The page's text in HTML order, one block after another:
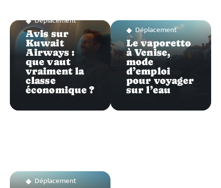
Déplacement
Avis sur
Kuwait
Airways :
que vaut
vraiment la
classe
économique ?
Déplacement
Déplacement
Le vaporetto
à Venise,
mode
d’emploi
pour voyager
sur l’eau